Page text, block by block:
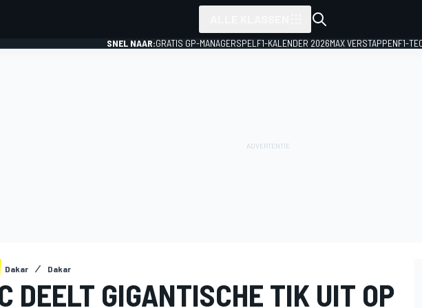
SNEL NAAR:GRATIS GP-MANAGERSPEL F1-KALENDER 2026MAX VERSTAPPENF1-
Dakar Dakar
DEELT GIGANTISCHE TIK UIT OP